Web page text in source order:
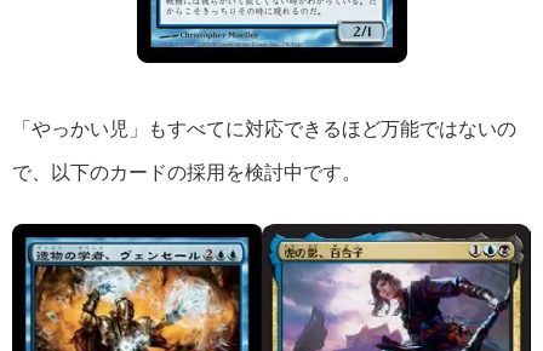
「やっかい児」もすべてに対応できるほど万能ではないの
で、以下のカードの採用を検討中です。